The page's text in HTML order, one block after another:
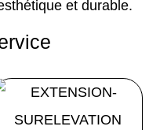
et durable.